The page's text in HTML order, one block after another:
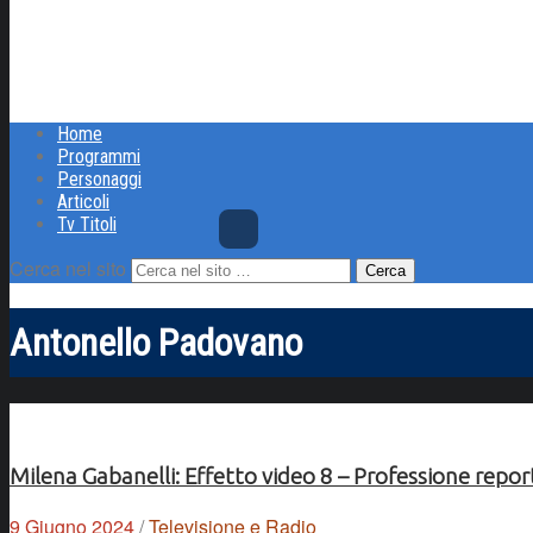
Home
Programmi
Personaggi
Articoli
Tv Titoli
Cerca nel sito
Antonello Padovano
Milena Gabanelli: Effetto video 8 – Professione
9 Giugno 2024/Televisione e Radio